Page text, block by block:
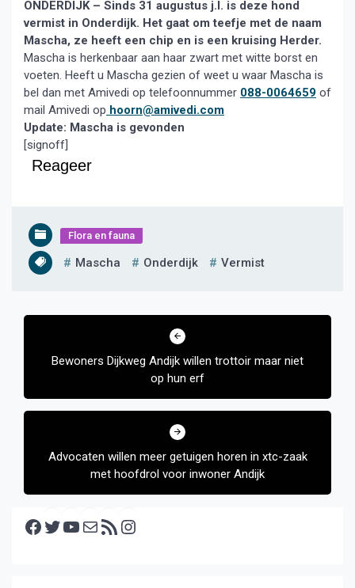
ONDERDIJK – Sinds 31 augustus j.l. is deze hond
vermist in Onderdijk. Het gaat om teefje met de naam
Mascha, ze heeft een chip en is een kruising Herder.
Mascha is herkenbaar aan haar zwart met witte borst en
voeten. Heeft u Mascha gezien of weet u waar Mascha is
bel dan met Amivedi op telefoonnummer 088-0064659 of
mail Amivedi op hoorn@amivedi.com
Update: Mascha is gevonden
[signoff]
Reageer
Flora en fauna
Mascha Onderdijk Vermist
Bericht
Bewoners Dijkweg Andijk willen trottoir maar niet
op hun erf
Advocaten willen meer getuigen horen in xtc-zaak
met hoofdrol voor inwoner Andijk
Facebook Twitter YouTube E-mail RSS feed